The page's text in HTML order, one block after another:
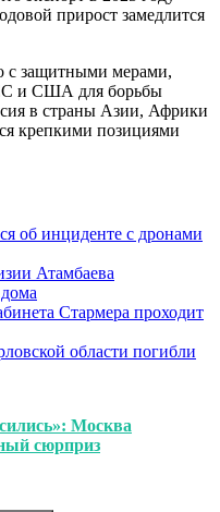
прирост замедлится
с защитными мерами,
и США для борьбы
в страны Азии, Африки
крепкими позициями
об инциденте с дронами
Атамбаева
Стармера проходит
области погибли
Москва
сюрприз